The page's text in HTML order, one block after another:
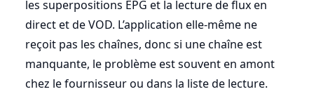
les superpositions EPG et la lecture de flux en
direct et de VOD. L’application elle-même ne
reçoit pas les chaînes, donc si une chaîne est
manquante, le problème est souvent en amont
chez le fournisseur ou dans la liste de lecture.